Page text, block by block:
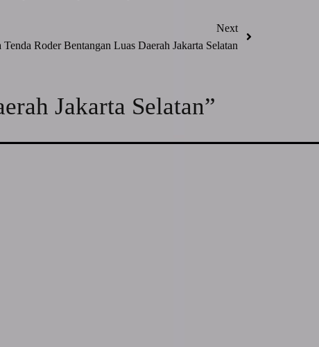
Next
Tenda Roder Bentangan Luas Daerah Jakarta Selatan
Jakarta Selatan”